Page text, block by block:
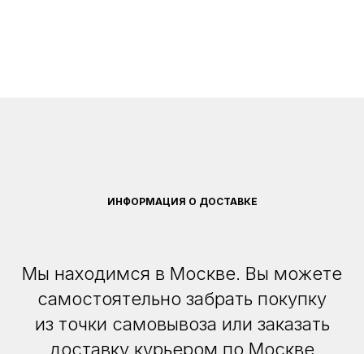
ИНФОРМАЦИЯ О ДОСТАВКЕ
Мы находимся в Москве. Вы можете
самостоятельно забрать покупку
из точки самовывоза или заказать
доставку курьером по Москве